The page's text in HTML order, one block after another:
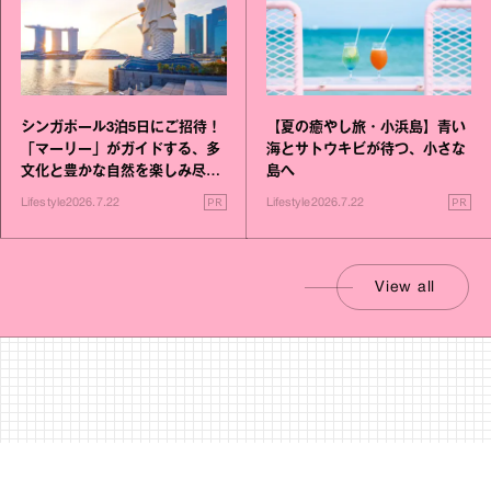
シンガポール3泊5日にご招待！
「マーリー」がガイドする、多
文化と豊かな自然を楽しみ尽く
Lifestyle2026.7.22 PR
【夏の癒やし旅・小浜島】青い
海とサトウキビが待つ、小さな
島へ
Lifestyle2026.7.22 PR
View all